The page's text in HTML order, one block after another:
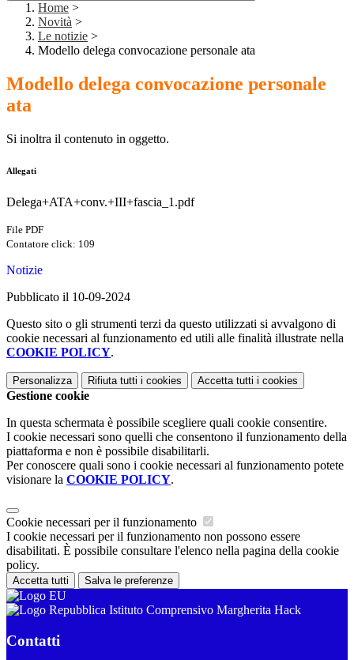
Home >
Novità >
Le notizie >
Modello delega convocazione personale ata
Modello delega convocazione personale
ata
Si inoltra il contenuto in oggetto.
Allegati
Delega+ATA+conv.+III+fascia_1.pdf
File PDF
Contatore click: 109
Notizie
Pubblicato il 10-09-2024
Questo sito o gli strumenti terzi da questo utilizzati si avvalgono di
cookie necessari al funzionamento ed utili alle finalità illustrate nella
COOKIE POLICY.
Personalizza Rifiuta tutti i cookies Accetta tutti i cookies
Gestione cookie
In questa schermata è possibile scegliere quali cookie consentire.
I cookie necessari sono quelli che consentono il funzionamento della
piattaforma e non è possibile disabilitarli.
Per conoscere quali sono i cookie necessari al funzionamento potete
visionare la COOKIE POLICY.
Cookie necessari per il funzionamento
I cookie necessari per il funzionamento non possono essere
disabilitati. È possibile consultare l'elenco nella pagina della cookie
policy.
Accetta tutti Salva le preferenze
Istituto Comprensivo Margherita Hack
Contatti